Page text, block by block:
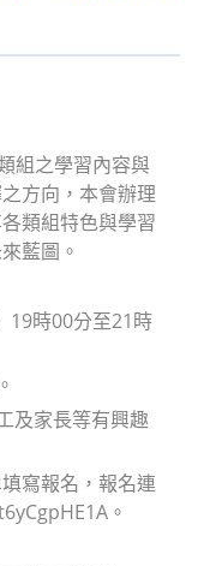
組之學習內容與
方向，本會辦理
類組特色與學習
藍圖。
19時00分至21時
及家長等有興趣
寫報名，報名連
。